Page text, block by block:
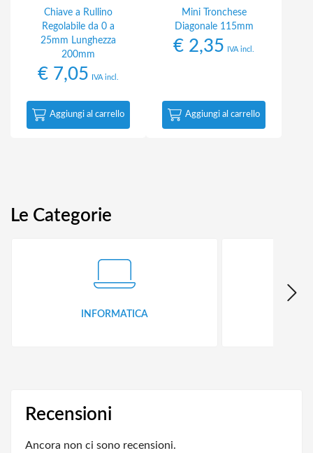
Chiave a Rullino
Regolabile da 0 a
25mm Lunghezza
200mm
€ 7,05 IVA incl.
Aggiungi al carrello
Mini Tronchese
Diagonale 115mm
€ 2,35 IVA incl.
Aggiungi al carrello
Le Categorie
INFORMATICA
Recensioni
Ancora non ci sono recensioni.